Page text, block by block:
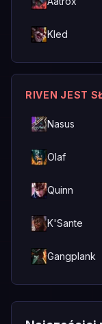
Kled
RIVEN JEST
Nasus
Olaf
Quinn
K'Sante
Gangplank